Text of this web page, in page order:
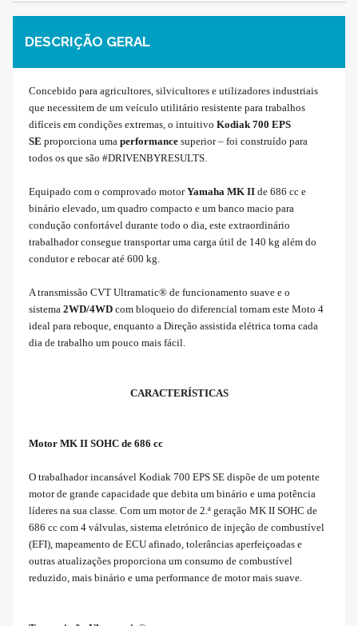
DESCRIÇÃO GERAL
Concebido para agricultores, silvicultores e utilizadores industriais
que necessitem de um veículo utilitário resistente para trabalhos
difíceis em condições extremas, o intuitivo Kodiak 700 EPS
SE proporciona uma performance superior – foi construído para
todos os que são #DRIVENBYRESULTS.
Equipado com o comprovado motorYamaha MK II de 686 cc e
binário elevado, um quadro compacto e um banco macio para
condução confortável durante todo o dia, este extraordinário
trabalhador consegue transportar uma carga útil de 140 kg além do
condutor e rebocar até 600 kg.
A transmissão CVT Ultramatic® de funcionamento suave e o
sistema 2WD/4WD com bloqueio do diferencial tornam este Moto 4
ideal para reboque, enquanto a Direção assistida elétrica torna cada
dia de trabalho um pouco mais fácil.
CARACTERÍSTICAS
Motor MK II SOHC de 686 cc
O trabalhador incansável Kodiak 700 EPS SE dispõe de um potente
motor de grande capacidade que debita um binário e uma potência
líderes na sua classe. Com um motor de 2.ª geração MK II SOHC de
686 cc com 4 válvulas, sistema eletrónico de injeção de combustível
(EFI), mapeamento de ECU afinado, tolerâncias aperfeiçoadas e
outras atualizações proporciona um consumo de combustível
reduzido, mais binário e uma performance de motor mais suave.